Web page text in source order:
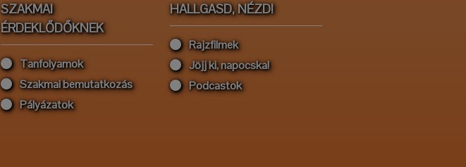
SZAKMAI
ÉRDEKLŐDŐKNEK
Tanfolyamok
Szakmai bemutatkozás
Pályázatok
HALLGASD, NÉZD!
Rajzfilmek
Jöjj ki, napocska!
Podcastok